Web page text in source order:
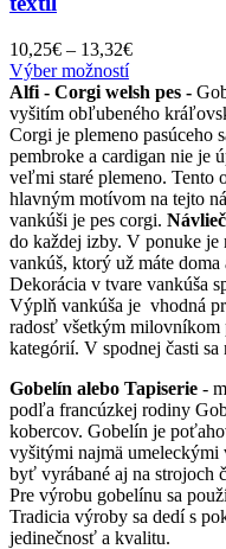
10,25€ – 13,32€Price
10,25€
through
13,32€
Výber možnostíTento
produkt
má
viacero
variantov.
Možnosti
si
môžete
vybrať
na
stránke
produktu.
Alfi - Corgi welsh pes -
vyšitím obľubeného
Corgi je plemeno pasúceho
pembroke a cardigan nie je
veľmi staré plemeno.
hlavným motívom na tejto
vankúši je pes corgi.
do každej izby. V ponuke je
vankúš, ktorý už máte
Dekorácia v tvare vankúša
Výplň vankúša je vhodná
radosť všetkým milovníkom
kategórií. V spodnej časti sa
Gobelín alebo Tapiserie -
podľa francúzkej rodiny
kobercov. Gobelín je
vyšitými najmä umeleckými
byť vyrábané aj na strojoch
Pre výrobu gobelínu sa
Tradicia výroby sa dedí s
jedinečnosť a kvalitu.